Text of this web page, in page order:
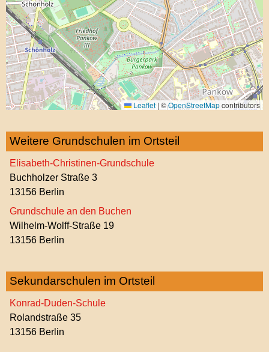
Leaflet | ©OpenStreetMapcontributors
Weitere Grundschulen im Ortsteil
Elisabeth-Christinen-Grundschule
Buchholzer Straße 3
13156 Berlin
Grundschule an den Buchen
Wilhelm-Wolff-Straße 19
13156 Berlin
Sekundarschulen im Ortsteil
Konrad-Duden-Schule
Rolandstraße 35
13156 Berlin